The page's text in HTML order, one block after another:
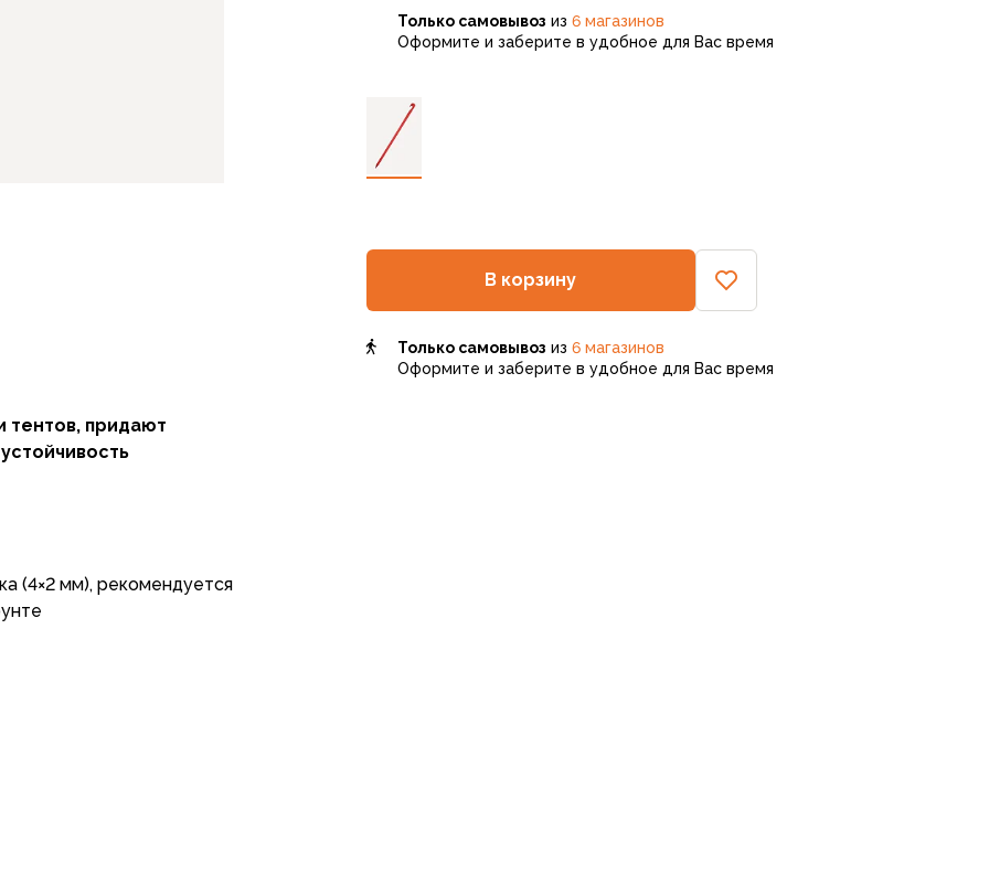
тентов, придают
(4×2 мм), рекомендуется
Только самовывоз из 6 магазинов
Оформите и заберите в удобное для Вас время
В корзину
Только самовывоз из 6 магазинов
Оформите и заберите в удобное для Вас время